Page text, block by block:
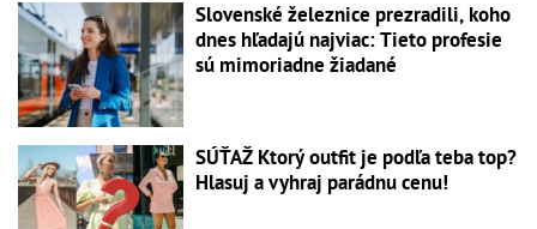
Slovenské železnice prezradili, koho
dnes hľadajú najviac: Tieto profesie
sú mimoriadne žiadané
SÚŤAŽ Ktorý outfit je podľa teba top?
Hlasuj a vyhraj parádnu cenu!